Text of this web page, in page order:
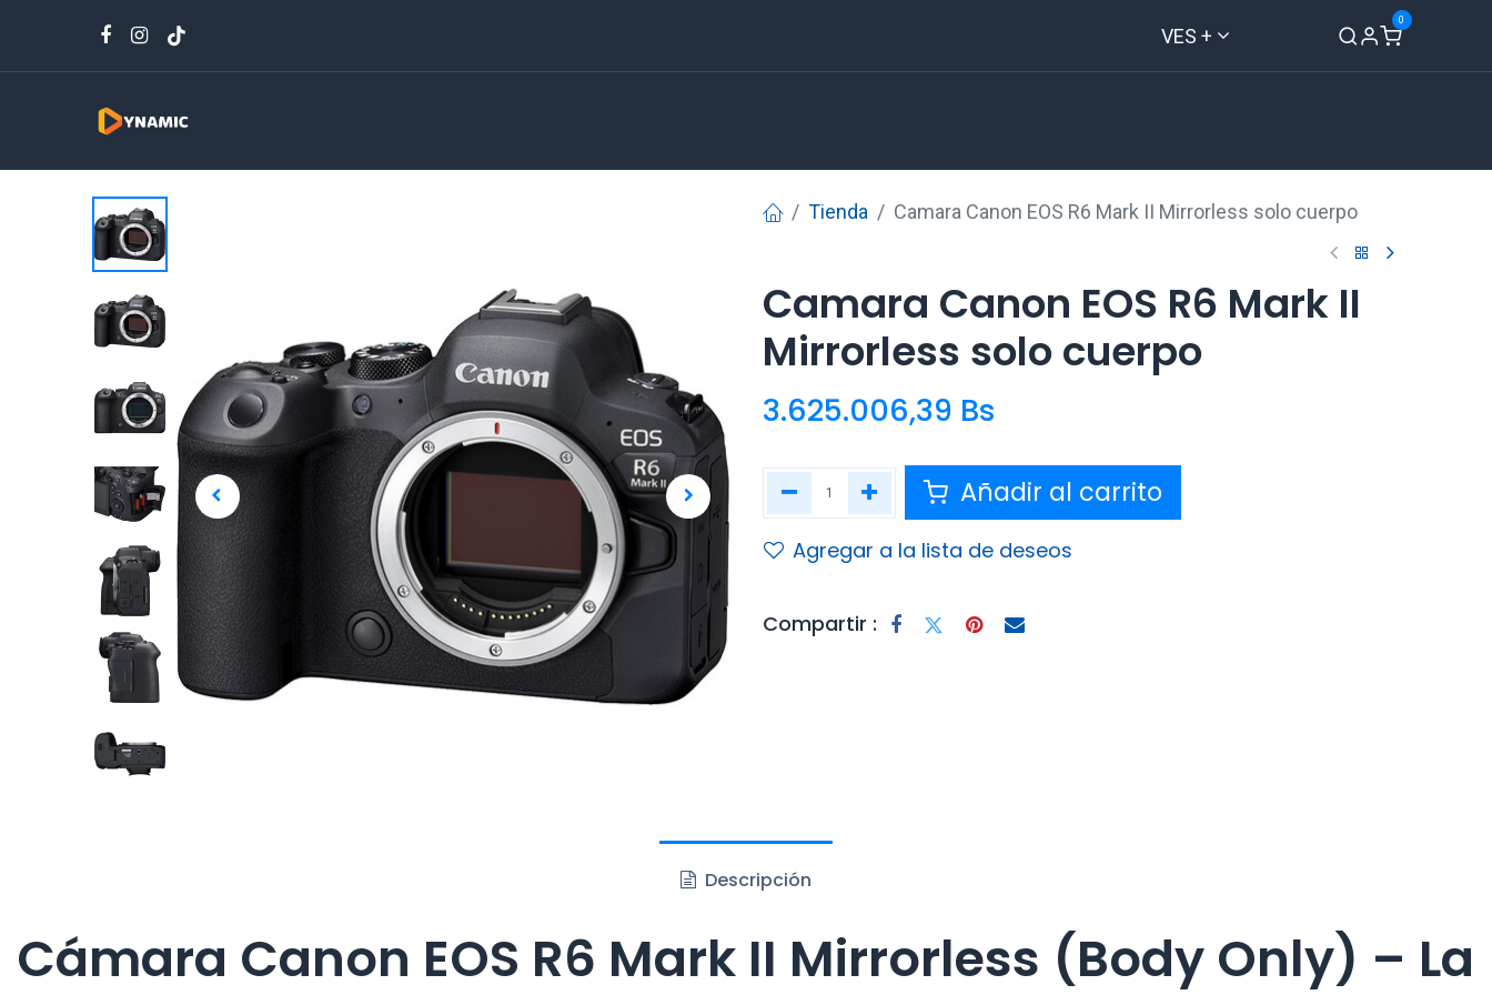
VES +
0
Tienda Camara Canon EOS R6 Mark II Mirrorless solo cuerpo
Camara Canon EOS R6 Mark II
Mirrorless solo cuerpo
3.625.006,39 Bs
Añadir al carrito
Agregar a la lista de deseos
Compartir :
Descripción
Cámara Canon EOS R6 Mark II Mirrorless (Body Only) – La